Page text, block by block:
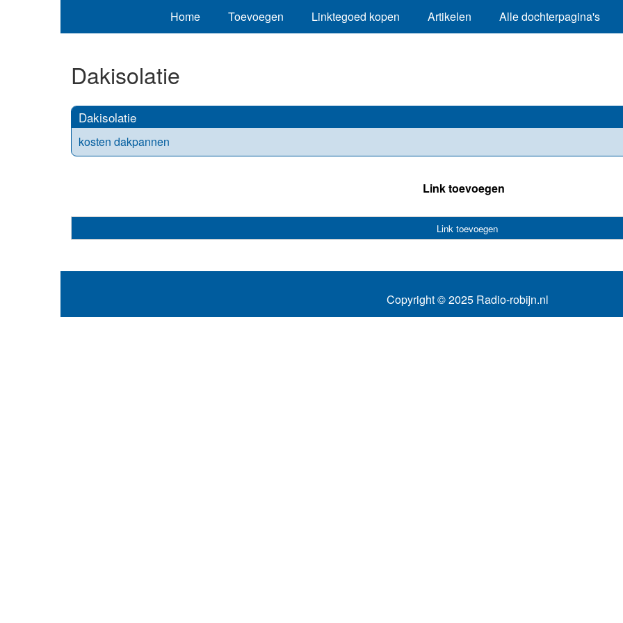
Home Toevoegen Linktegoed kopen Artikelen Alle dochterpagina's
Dakisolatie
Dakisolatie
kosten dakpannen
Link toevoegen
Link toevoegen
Copyright © 2025 Radio-robijn.nl